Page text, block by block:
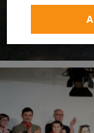
Neuer